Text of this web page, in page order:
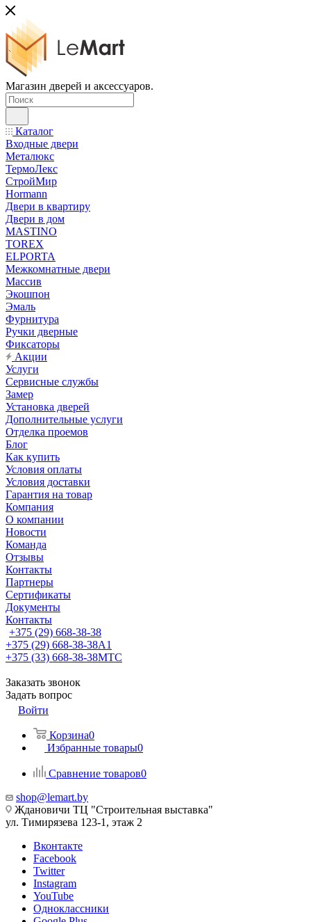
Магазин дверей и аксессуаров.
Каталог
Входные двери
Металюкс
ТермоЛекс
СтройМир
Hormann
Двери в квартиру
Двери в дом
MASTINO
TOREX
ELPORTA
Межкомнатные двери
Массив
Экошпон
Эмаль
Фурнитура
Ручки дверные
Фиксаторы
Акции
Услуги
Сервисные службы
Замер
Установка дверей
Дополнительные услуги
Отделка проемов
Блог
Как купить
Условия оплаты
Условия доставки
Гарантия на товар
Компания
О компании
Новости
Команда
Отзывы
Контакты
Партнеры
Сертификаты
Документы
Контакты
+375 (29) 668-38-38
+375 (29) 668-38-38A1
+375 (33) 668-38-38МТС
Заказать звонок
Задать вопрос
Войти
Корзина0
Избранные товары0
Сравнение товаров0
shop@lemart.by
Ждановичи ТЦ "Строительная выставка"
ул. Тимирязева 123-1, этаж 2
Вконтакте
Facebook
Twitter
Instagram
YouTube
Одноклассники